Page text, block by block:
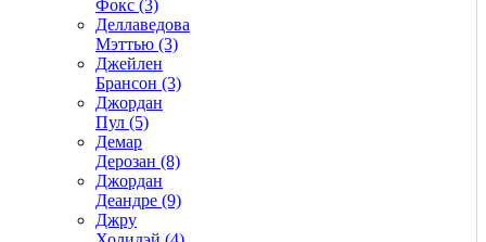
Фокс (3)
Деллаведова
Мэттью (3)
Джейлен
Брансон (3)
Джордан
Пул (5)
Демар
Дерозан (8)
Джордан
Деандре (9)
Джру